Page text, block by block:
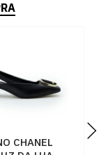
CHANEL